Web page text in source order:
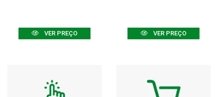
VER PREÇO VER PREÇO